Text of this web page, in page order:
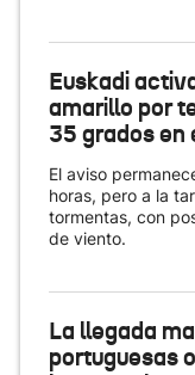
Euskadi
amarillo por
35 grados en
El aviso
horas, pero a la
tormentas, con
de viento.
La llegada
portuguesas